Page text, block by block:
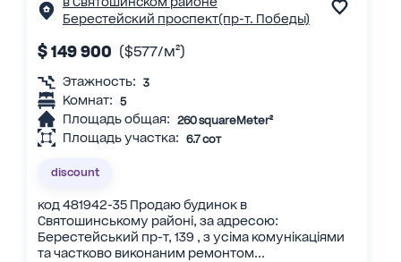
Берестейский проспект(пр-т. Победы)
$ 149 900 ($577/м²)
Этажность: 3
Комнат: 5
Площадь общая: 260 squareMeter²
Площадь участка: 6.7 сот
discount
код 481942-35 Продаю будинок в
Святошинському районі, за адресою:
Берестейський пр-т, 139 , з усіма комунікаціями
та частково виконаним ремонтом...